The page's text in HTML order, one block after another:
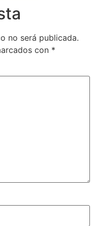
no será publicada.
con *